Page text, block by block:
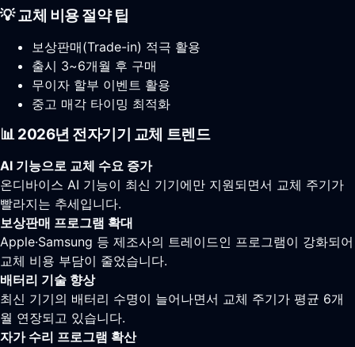
💡 교체 비용 절약 팁
보상판매(Trade-in) 적극 활용
출시 3~6개월 후 구매
무이자 할부 이벤트 활용
중고 매각 타이밍 최적화
📊 2026년 전자기기 교체 트렌드
AI 기능으로 교체 수요 증가
온디바이스 AI 기능이 최신 기기에만 지원되면서 교체 주기가
빨라지는 추세입니다.
보상판매 프로그램 확대
Apple·Samsung 등 제조사의 트레이드인 프로그램이 강화되어
교체 비용 부담이 줄었습니다.
배터리 기술 향상
최신 기기의 배터리 수명이 늘어나면서 교체 주기가 평균 6개
월 연장되고 있습니다.
자가 수리 프로그램 확산